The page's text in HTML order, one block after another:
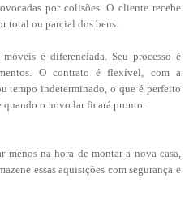
por colisões. O cliente recebe
total ou parcial dos bens.
é diferenciada. Seu processo é
O contrato é flexível, com a
tempo indeterminado, o que é perfeito
quando o novo lar ficará pronto.
menos na hora de montar a nova casa,
essas aquisições com segurança e